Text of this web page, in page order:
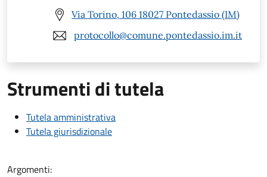
Via Torino, 106 18027 Pontedassio (IM)
protocollo@comune.pontedassio.im.it
Strumenti di tutela
Tutela amministrativa
Tutela giurisdizionale
Argomenti: